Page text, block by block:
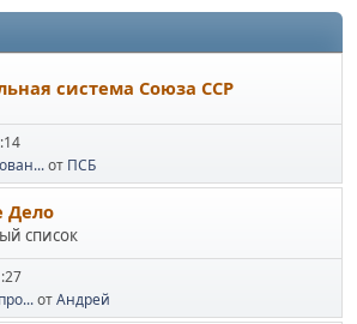
система Союза ССР
от ПСБ
Дело
список
отАндрей